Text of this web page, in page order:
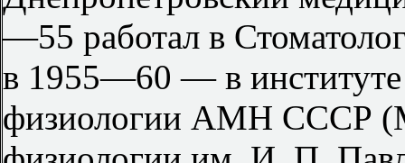
—55 работал в
в 1955—60 — в институте
физиологии АМН СССР